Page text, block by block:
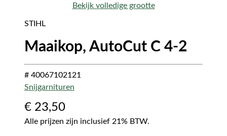
Bekijk volledige grootte
STIHL
Maaikop, AutoCut C 4-2
# 40067102121
Snijgarnituren
€ 23,50
Alle prijzen zijn inclusief 21% BTW.